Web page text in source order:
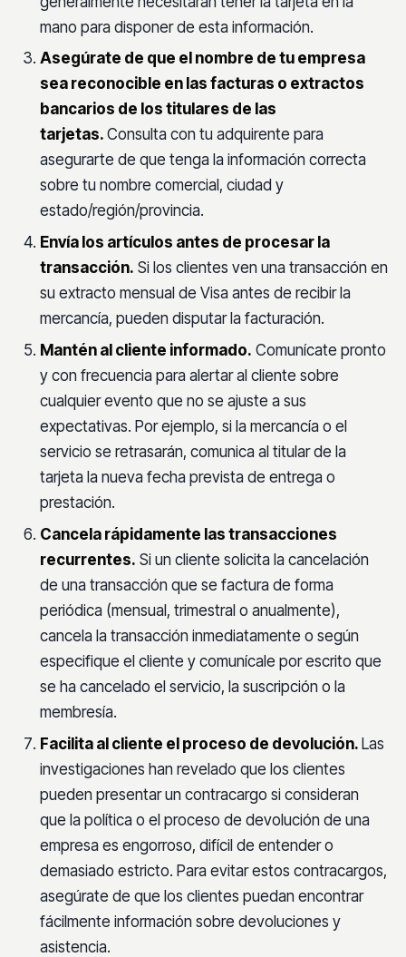
mano para disponer de esta información.
Asegúrate de que el nombre de tu empresa
sea reconocible en las facturas o extractos
bancarios de los titulares de las
tarjetas. Consulta con tu adquirente para
asegurarte de que tenga la información correcta
sobre tu nombre comercial, ciudad y
estado/región/provincia.
Envía los artículos antes de procesar la
transacción. Si los clientes ven una transacción en
su extracto mensual de Visa antes de recibir la
mercancía, pueden disputar la facturación.
Mantén al cliente informado. Comunícate pronto
y con frecuencia para alertar al cliente sobre
cualquier evento que no se ajuste a sus
expectativas. Por ejemplo, si la mercancía o el
servicio se retrasarán, comunica al titular de la
tarjeta la nueva fecha prevista de entrega o
prestación.
Cancela rápidamente las transacciones
recurrentes. Si un cliente solicita la cancelación
de una transacción que se factura de forma
periódica (mensual, trimestral o anualmente),
cancela la transacción inmediatamente o según
especifique el cliente y comunícale por escrito que
se ha cancelado el servicio, la suscripción o la
membresía.
Facilita al cliente el proceso de devolución. Las
investigaciones han revelado que los clientes
pueden presentar un contracargo si consideran
que la política o el proceso de devolución de una
empresa es engorroso, difícil de entender o
demasiado estricto. Para evitar estos contracargos,
asegúrate de que los clientes puedan encontrar
fácilmente información sobre devoluciones y
asistencia.